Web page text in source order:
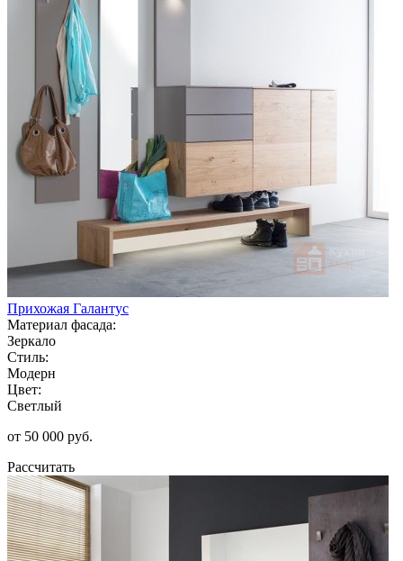
Прихожая Галантус
Материал фасада:
Зеркало
Стиль:
Модерн
Цвет:
Светлый
от 50 000 руб.
Рассчитать